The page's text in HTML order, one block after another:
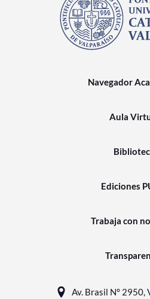
Navegador
Aula
Ediciones
Trabaja con
Av. Brasil N° 2950,